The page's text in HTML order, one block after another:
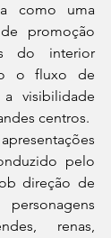
como uma
promoção
do interior
o fluxo de
visibilidade
centros.
pelo
direção de
renas,